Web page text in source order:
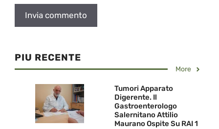
PIU RECENTE
More
Tumori Apparato
Digerente. Il
Gastroenterologo
Salernitano Attilio
Maurano Ospite Su RAI 1